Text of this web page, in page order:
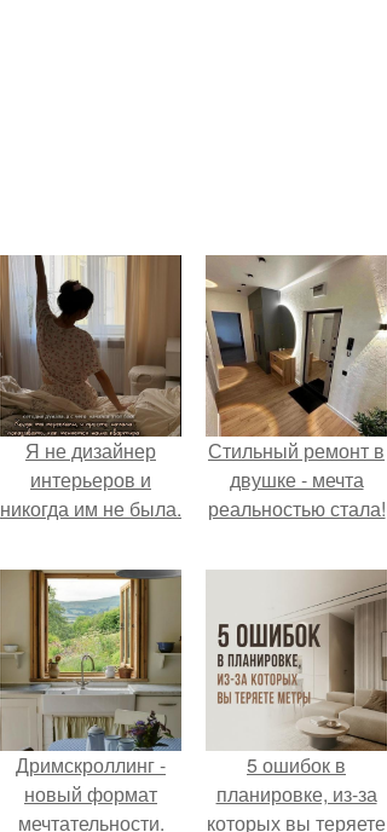
Я не дизайнер
интерьеров и
никогда им не была.
Стильный ремонт в
двушке - мечта
реальностью стала!
Дримскроллинг -
новый формат
мечтательности.
5 ошибок в
планировке, из-за
которых вы теряете